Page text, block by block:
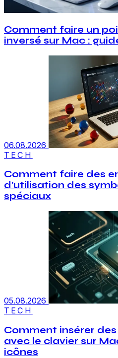
Comment faire un
inversé sur Mac :
06.08.2026
TECH
Comment faire des
d'utilisation des
spéciaux
05.08.2026
TECH
Comment insérer
avec le clavier sur
icônes